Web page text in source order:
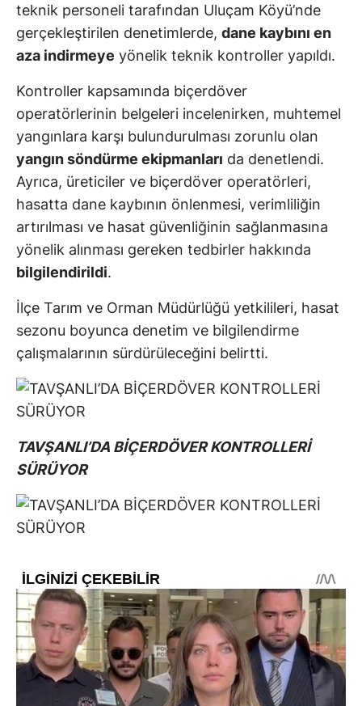
teknik personeli tarafından Uluçam Köyü’nde
gerçekleştirilen denetimlerde, dane kaybını en
aza indirmeye yönelik teknik kontroller yapıldı.
Kontroller kapsamında biçerdöver
operatörlerinin belgeleri incelenirken, muhtemel
yangınlara karşı bulundurulması zorunlu olan
yangın söndürme ekipmanları da denetlendi.
Ayrıca, üreticiler ve biçerdöver operatörleri,
hasatta dane kaybının önlenmesi, verimliliğin
artırılması ve hasat güvenliğinin sağlanmasına
yönelik alınması gereken tedbirler hakkında
bilgilendirildi.
İlçe Tarım ve Orman Müdürlüğü yetkilileri, hasat
sezonu boyunca denetim ve bilgilendirme
çalışmalarının sürdürüleceğini belirtti.
TAVŞANLI’DA BİÇERDÖVER KONTROLLERİ
SÜRÜYOR